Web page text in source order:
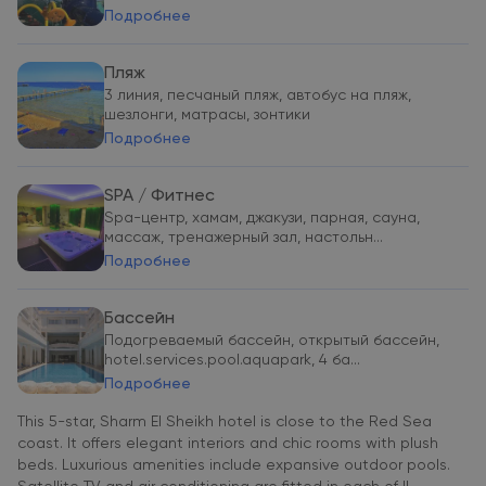
Подробнее
Пляж
3 линия, песчаный пляж, автобус на пляж,
шезлонги, матрасы, зонтики
Подробнее
SPA / Фитнес
Spa-центр, хамам, джакузи, парная, сауна,
массаж, тренажерный зал, настольн...
Подробнее
Бассейн
Подогреваемый бассейн, открытый бассейн,
hotel.services.pool.aquapark, 4 ба...
Подробнее
This 5-star, Sharm El Sheikh hotel is close to the Red Sea
coast. It offers elegant interiors and chic rooms with plush
beds. Luxurious amenities include expansive outdoor pools.